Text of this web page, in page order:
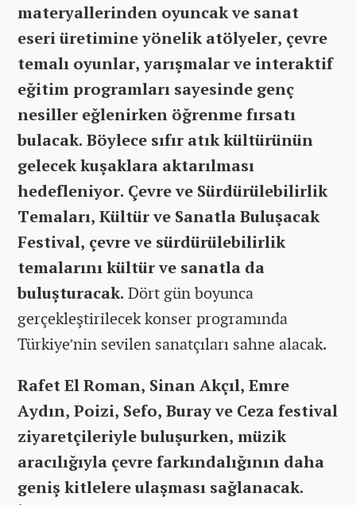
materyallerinden oyuncak ve sanat
eseri üretimine yönelik atölyeler, çevre
temalı oyunlar, yarışmalar ve interaktif
eğitim programları sayesinde genç
nesiller eğlenirken öğrenme fırsatı
bulacak. Böylece sıfır atık kültürünün
gelecek kuşaklara aktarılması
hedefleniyor. Çevre ve Sürdürülebilirlik
Temaları, Kültür ve Sanatla Buluşacak
Festival, çevre ve sürdürülebilirlik
temalarını kültür ve sanatla da
buluşturacak. Dört gün boyunca
gerçekleştirilecek konser programında
Türkiye’nin sevilen sanatçıları sahne alacak.
Rafet El Roman, Sinan Akçıl, Emre
Aydın, Poizi, Sefo, Buray ve Ceza festival
ziyaretçileriyle buluşurken, müzik
aracılığıyla çevre farkındalığının daha
geniş kitlelere ulaşması sağlanacak.